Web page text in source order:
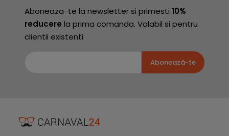
Aboneaza-te la newsletter si primesti 10%
reducere la prima comanda. Valabil si pentru
clientii existenti
Abonează-te